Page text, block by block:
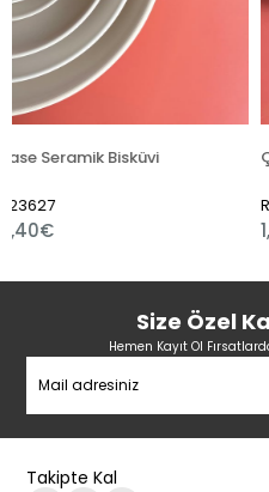
Çukur Tabak -
Size Özel
Hemen Kayıt Ol
Takipte Kal